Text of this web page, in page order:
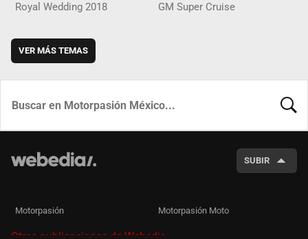
Royal Wedding 2018 GM Super Cruise
VER MÁS TEMAS
SUBIR
Motorpasión Motorpasión Moto